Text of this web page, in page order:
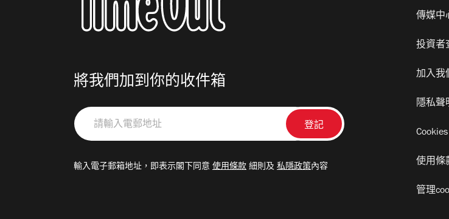
將我們加到你的收件箱
請
輸
郵
輸入電子郵箱地址，即表示閣下同意 使用條款 細則及 私隱政策內容
傳媒中
投資者
加入我
隱私聲
使用條
管理